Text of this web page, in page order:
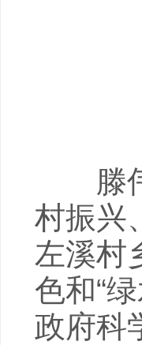
滕伟
村振兴
左溪村
色和“
政府科